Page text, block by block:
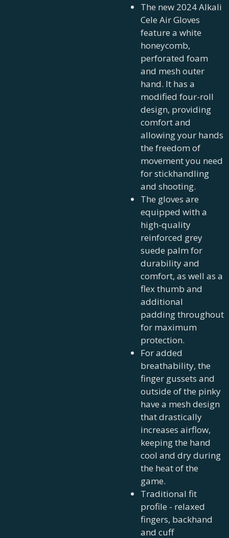
The new 2024 Alkali
Cele Air Gloves
feature a white
honeycomb,
perforated foam
and mesh outer
hand. It has a
modified four-roll
design, providing
comfort and
allowing your hands
the freedom of
movement you need
for stickhandling
and shooting.
The gloves are
equipped with a
high-quality
reinforced grey
suede palm for
durability and
comfort, as well as a
flex thumb and
additional
padding throughout
for maximum
protection.
For added
breathability, the
finger gussets and
outside of the pinky
have a mesh design
that drastically
increases airflow,
keeping the hand
cool and dry during
the heat of the
game.
Traditional fit
profile - relaxed
fingers, backhand
and cuff